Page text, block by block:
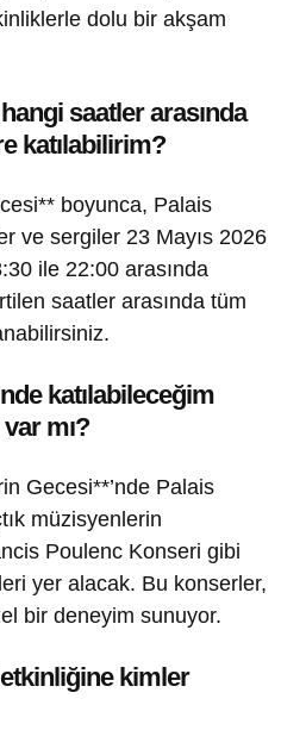
dolu bir akşam
saatler arasında
katılabilirim?
boyunca, Palais
ve sergiler 23 Mayıs 2026
ile 22:00 arasında
saatler arasında tüm
katılabileceğim
mı?
Gecesi**’nde Palais
müzisyenlerin
Poulenc Konseri gibi
yer alacak. Bu konserler,
bir deneyim sunuyor.
kimler